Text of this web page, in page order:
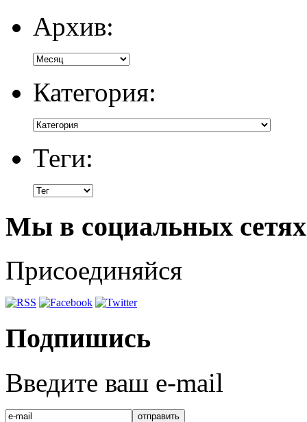
Архив:
Категория:
Теги:
Мы в социальных сетях
Присоединяйся
Подпишись
Введите ваш e-mail